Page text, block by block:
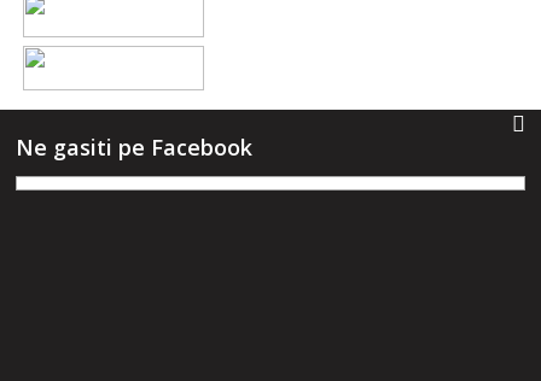
Ne gasiti pe Facebook